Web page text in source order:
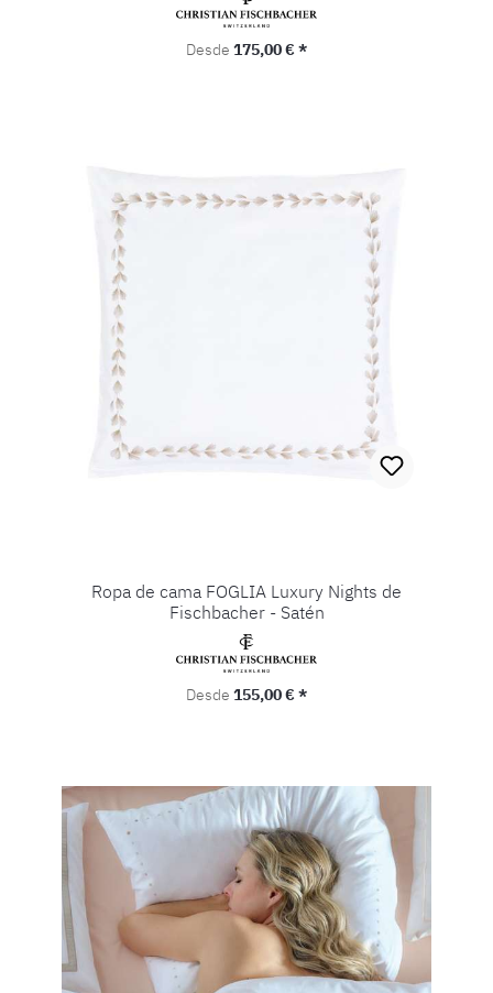
Precio normal:
Desde 175,00 € *
Ropa de cama FOGLIA Luxury Nights de
Fischbacher - Satén
Precio normal:
Desde 155,00 € *